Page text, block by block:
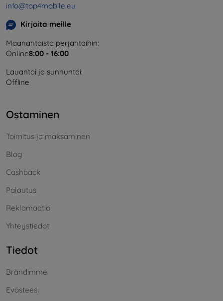
info@top4mobile.eu
Kirjoita meille
Maanantaista perjantaihin:
Online8:00 - 16:00
Lauantai ja sunnuntai:
Offline
Ostaminen
Toimitus ja maksaminen
Blog
Cashback
Palautus
Reklamaatio
Yhteystiedot
Tiedot
Brändimme
Evästeesi